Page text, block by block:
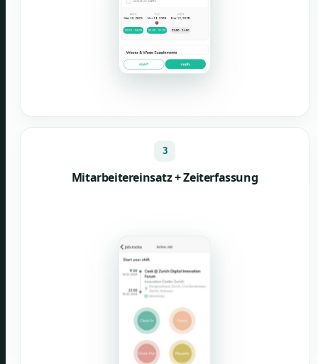
3
Mitarbeitereinsatz + Zeiterfassung